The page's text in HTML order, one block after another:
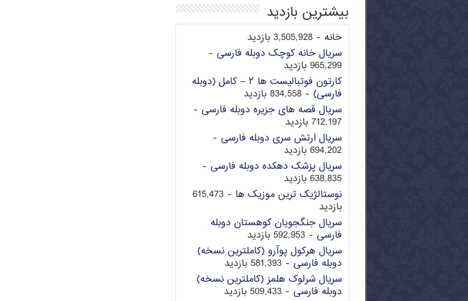
بیشترین بازدید
خانه - 3,505,928 بازدید
سریال خانه کوچک دوبله فارسی -
965,299 بازدید
کارتون فوتبالیست ها ۲ – کامل (دوبله
فارسی) - 834,558 بازدید
سریال قصه های جزیره دوبله فارسی -
712,197 بازدید
سریال ارتش سری دوبله فارسی -
694,202 بازدید
سریال پزشک دهکده دوبله فارسی -
638,835 بازدید
نوستالژیک ترین موزیک ها
- 615,473
بازدید
سریال جنگجویان کوهستان دوبله
فارسی - 592,953 بازدید
سریال هرکول پوآرو (کاملترین نسخه)
دوبله فارسی - 581,393 بازدید
سریال شرلوک هلمز (کاملترین نسخه)
دوبله فارسی - 509,433 بازدید